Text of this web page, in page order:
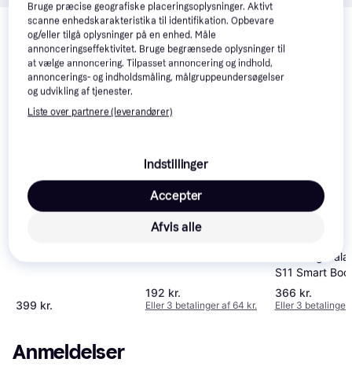
Relaterede produkter
Se vores forslag til andre produkter, der matcher dine
interesser. Vis alle
Lenovo Flip
Cover for Tab
399 kr.
Tech-Protect
TAB M10 PLUS 10.3
192 kr.
Eller 3 betalinger af 64 kr.
Samsung
S11 Smart
366 kr.
Eller 3 betalinger
Anmeldelser
Bruge præcise geografiske placeringsoplysninger. Aktivt
scanne enhedskarakteristika til identifikation. Opbevare
og/eller tilgå oplysninger på en enhed. Måle
annonceringseffektivitet. Bruge begrænsede oplysninger til
at vælge annoncering. Tilpasset annoncering og indhold,
annoncerings- og indholdsmåling, målgruppeundersøgelser
og udvikling af tjenester.
Liste over partnere (leverandører)
Indstillinger
Afvis alle
Accepter